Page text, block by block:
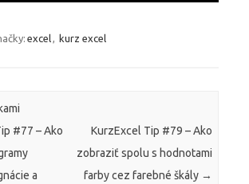
excel, kurz excel
#77 – Ako
a
KurzExcel Tip #79 – Ako
zobraziť spolu s hodnotami
farby cez farebné škály →